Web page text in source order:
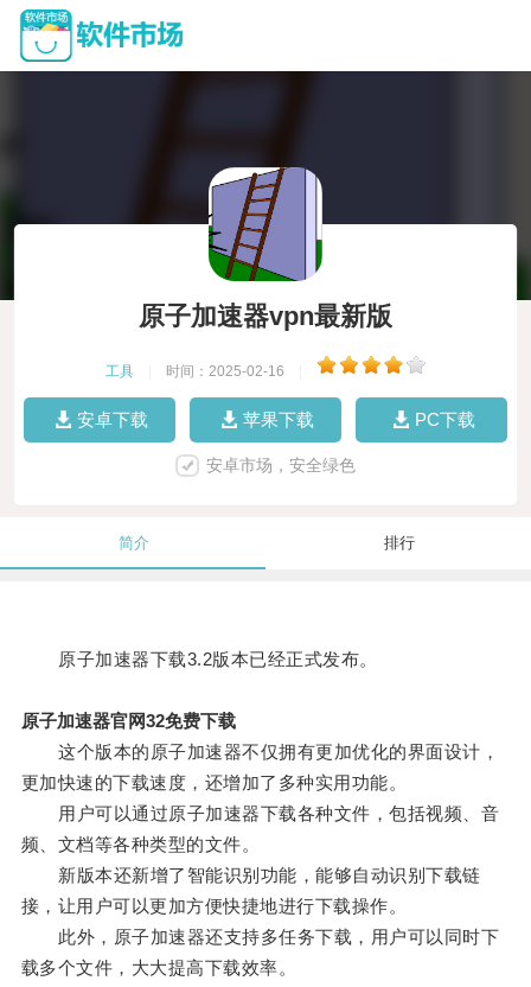
原子加速器vpn最新版
工具 时间：2025-02-16
安卓下载 苹果下载 PC下载
安卓市场，安全绿色
简介 排行
原子加速器下载3.2版本已经正式发布。
原子加速器官网32免费下载
这个版本的原子加速器不仅拥有更加优化的界面设计，
更加快速的下载速度，还增加了多种实用功能。
用户可以通过原子加速器下载各种文件，包括视频、音
频、文档等各种类型的文件。
新版本还新增了智能识别功能，能够自动识别下载链
接，让用户可以更加方便快捷地进行下载操作。
此外，原子加速器还支持多任务下载，用户可以同时下
载多个文件，大大提高下载效率。